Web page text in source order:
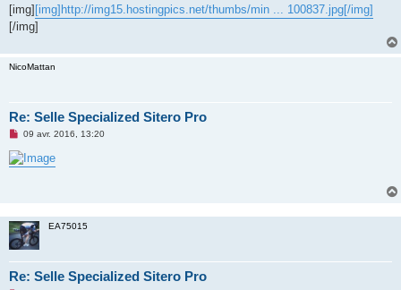
[img][img]http://img15.hostingpics.net/thumbs/min ... 100837.jpg[/img]
[/img]
NicoMattan
Re: Selle Specialized Sitero Pro
M
s
s
o
n
l
u
09 avr. 2016, 13:20
EA75015
Re: Selle Specialized Sitero Pro